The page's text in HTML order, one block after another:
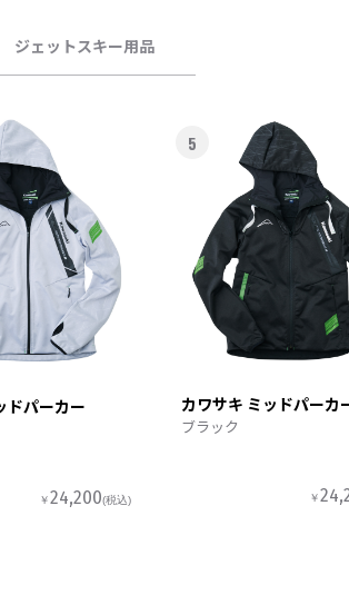
ジェットスキー用品
ドパーカー
￥24,200(税込)
5
カワサキ ミッドパーカ
ブラック
￥